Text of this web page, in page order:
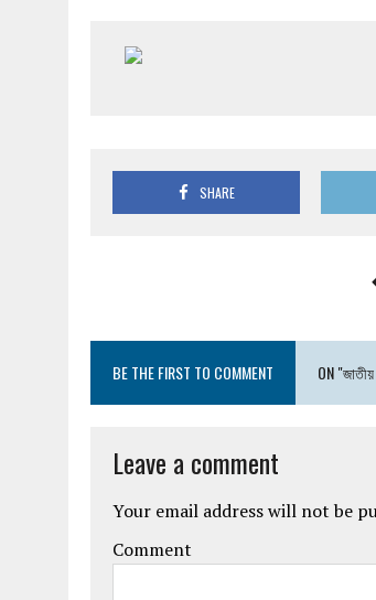
SHARE
BE THE FIRST TO COMMENT ON
Leave a comment
Your email address will not be
Comment